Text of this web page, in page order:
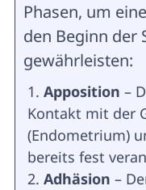
Phasen, um
den Beginn der
gewährleisten:
Apposition –
Kontakt mit der
(Endometrium)
bereits fest
Adhäsion –